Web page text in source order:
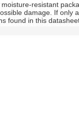
resistant
damage. If
found in this